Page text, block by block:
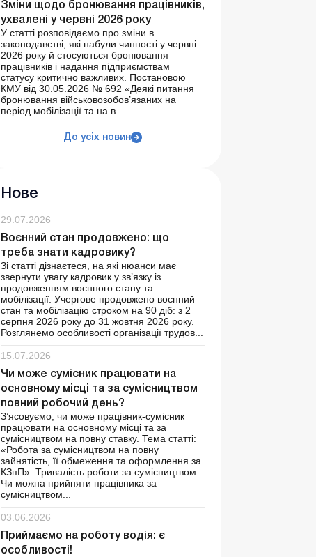
Зміни щодо бронювання працівників,
ухвалені у червні 2026 року
У статті розповідаємо про зміни в
законодавстві, які набули чинності у червні
2026 року й стосуються бронювання
працівників і надання підприємствам
статусу критично важливих. Постановою
КМУ від 30.05.2026 № 692 «Деякі питання
бронювання військовозобов’язаних на
період мобілізації та на в...
До усіх новин
Нове
29.07.2026
Воєнний стан продовжено: що
треба знати кадровику?
Зі статті дізнаєтеся, на які нюанси має
звернути увагу кадровик у зв’язку із
продовженням воєнного стану та
мобілізації. Учергове продовжено воєнний
стан та мобілізацію строком на 90 діб: з 2
серпня 2026 року до 31 жовтня 2026 року.
Розглянемо особливості організації трудов...
15.07.2026
Чи може сумісник працювати на
основному місці та за сумісництвом
повний робочий день?
З’ясовуємо, чи може працівник-сумісник
працювати на основному місці та за
сумісництвом на повну ставку. Тема статті:
«Робота за сумісництвом на повну
зайнятість, її обмеження та оформлення за
КЗпП». Тривалість роботи за сумісництвом
Чи можна прийняти працівника за
сумісництвом...
03.06.2026
Приймаємо на роботу водія: є
особливості!